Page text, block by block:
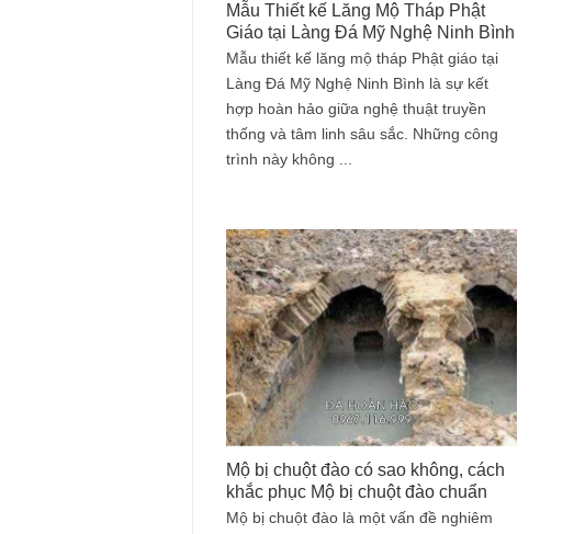
Mẫu Thiết kế Lăng Mộ Tháp Phật
Giáo tại Làng Đá Mỹ Nghệ Ninh Bình
Mẫu thiết kế lăng mộ tháp Phật giáo tại
Làng Đá Mỹ Nghệ Ninh Bình là sự kết
hợp hoàn hảo giữa nghệ thuật truyền
thống và tâm linh sâu sắc. Những công
trình này không ...
Mộ bị chuột đào có sao không, cách
khắc phục Mộ bị chuột đào chuẩn
Mộ bị chuột đào là một vấn đề nghiêm